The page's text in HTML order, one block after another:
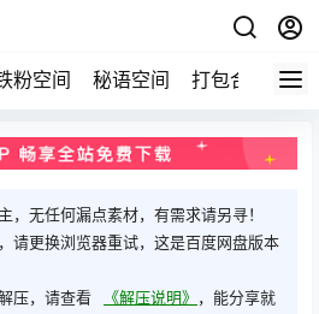
粉空间 秘语空间 打包合集 关
，无任何漏点素材，有需求请另寻！
请更换浏览器重试，这是百度网盘版本
压，请查看
《解压说明》 ，能分享就